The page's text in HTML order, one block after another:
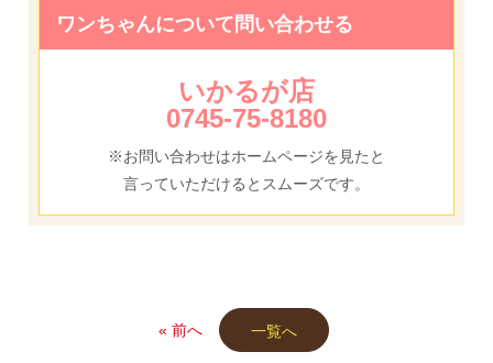
ワンちゃんについて問い合わせる
いかるが店
0745-75-8180
※お問い合わせはホームページを見たと
言っていただけるとスムーズです。
« 前へ 一覧へ